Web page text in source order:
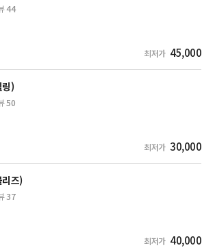
44
최저가 45,000
)
50
최저가 30,000
즈)
37
최저가 40,000